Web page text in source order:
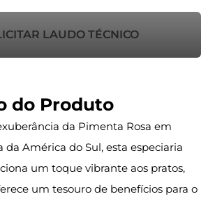
LAUDO TÉCNICO
do Produto
da Pimenta Rosa em
da América do Sul, esta especiaria
um toque vibrante aos pratos,
um tesouro de benefícios para o